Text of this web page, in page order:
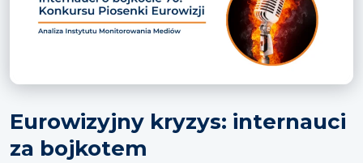
Eurowizyjny kryzys: internauci
za bojkotem